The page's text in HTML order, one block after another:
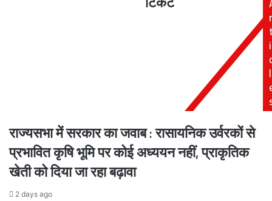
कब
टिकट
r
i
l
राज्यसभा में सरकार का जवाब : रासायनिक उर्वरकों से
प्रभावित कृषि भूमि पर कोई अध्ययन नहीं, प्राकृतिक
खेती को दिया जा रहा बढ़ावा
2 days ago